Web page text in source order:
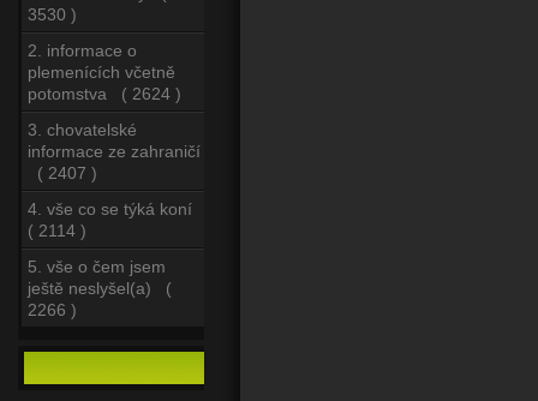
3530 )
2. informace o
plemenících včetně
potomstva ( 2624 )
3. chovatelské
informace ze zahraničí
( 2407 )
4. vše co se týká koní
( 2114 )
5. vše o čem jsem
ještě neslyšel(a) (
2266 )